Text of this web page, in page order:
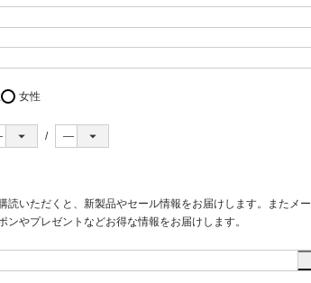
女性
読いただくと、新製品やセール情報をお届けします。またメー
ンやプレゼントなどお得な情報をお届けします。